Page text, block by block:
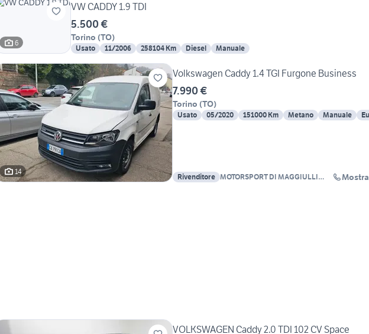
6
VW CADDY 1.9 TDI
5.500 €
Torino (TO)
Usato 11/2006 258104 Km Diesel Manuale
14
Volkswagen Caddy 1.4 TGI Furgone Business
7.990 €
Torino (TO)
Usato 05/2020 151000 Km Metano Manuale
Rivenditore MOTORSPORT DI MAGGIULLI
VOLKSWAGEN Caddy 2.0 TDI 102 CV Space